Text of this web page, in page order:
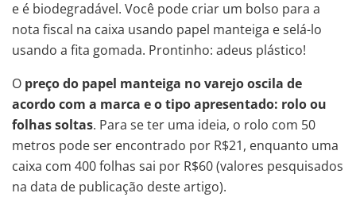
e é biodegradável. Você pode criar um bolso para a
nota fiscal na caixa usando papel manteiga e selá-lo
usando a fita gomada. Prontinho: adeus plástico!
O preço do papel manteiga no varejo oscila de
acordo com a marca e o tipo apresentado: rolo ou
folhas soltas. Para se ter uma ideia, o rolo com 50
metros pode ser encontrado por R$21, enquanto uma
caixa com 400 folhas sai por R$60 (valores pesquisados
na data de publicação deste artigo).